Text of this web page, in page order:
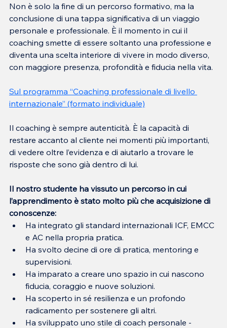
Non è solo la fine di un percorso formativo, ma la
conclusione di una tappa significativa di un viaggio
personale e professionale. È il momento in cui il
coaching smette di essere soltanto una professione e
diventa una scelta interiore di vivere in modo diverso,
con maggiore presenza, profondità e fiducia nella vita.
Sul programma “Coaching professionale di livello
internazionale” (formato individuale)
Il coaching è sempre autenticità. È la capacità di
restare accanto al cliente nei momenti più importanti,
di vedere oltre l’evidenza e di aiutarlo a trovare le
risposte che sono già dentro di lui.
Il nostro studente ha vissuto un percorso in cui
l’apprendimento è stato molto più che acquisizione di
conoscenze:
Ha integrato gli standard internazionali ICF, EMCC
e AC nella propria pratica.
Ha svolto decine di ore di pratica, mentoring e
supervisioni.
Ha imparato a creare uno spazio in cui nascono
fiducia, coraggio e nuove soluzioni.
Ha scoperto in sé resilienza e un profondo
radicamento per sostenere gli altri.
Ha sviluppato uno stile di coach personale -